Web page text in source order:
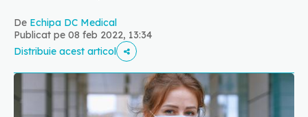
De Echipa DC Medical
Publicat pe 08 feb 2022, 13:34
Distribuie acest articol